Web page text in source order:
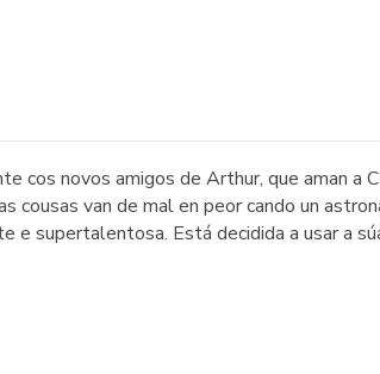
cos novos amigos de Arthur, que aman
as cousas van de mal en peor cando un
e supertalentosa. Está decidida a usar a